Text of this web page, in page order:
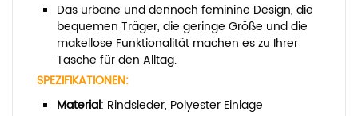
Das urbane und dennoch feminine Design, die
bequemen Träger, die geringe Größe und die
makellose Funktionalität machen es zu Ihrer
Tasche für den Alltag.
SPEZIFIKATIONEN:
Material: Rindsleder, Polyester Einlage